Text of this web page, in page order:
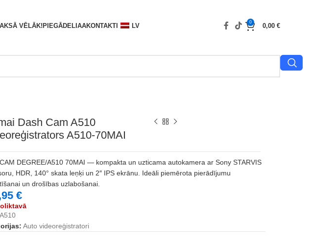
VĒLĀK! PIEGĀDELIAAKONTAKTI LV
0
0,00 €
Dash Cam A510
A510-70MAI
DEGREE/A510 70MAI — kompakta un uzticama autokamera ar Sony STARVIS
HDR, 140° skata leņķi un 2″ IPS ekrānu. Ideāli piemērota pierādījumu
un drošības uzlabošanai.
€
A510
Auto videoreģistratori